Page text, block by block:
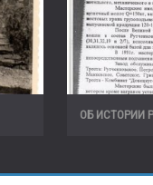
ОБ ИСТОРИИ